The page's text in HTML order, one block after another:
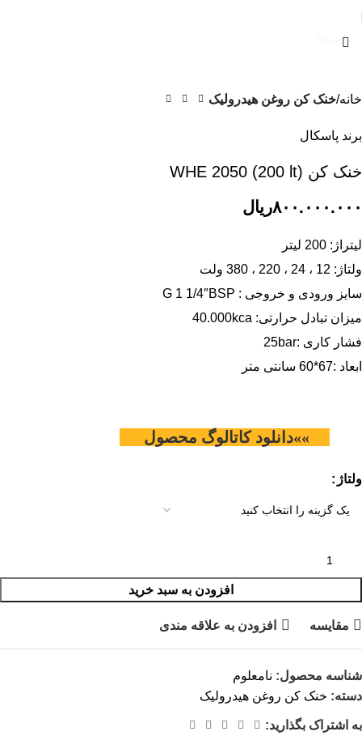
خانه خنک کن روغن هیدرولیک
برند پاسکال
خنک کن (WHE 2050 (200 lt
۸۰۰.۰۰۰.۰۰۰ریال
لیتراژ: 200 لیتر
ولتاژ: 12 ، 24 ، 220 ، 380 ولت
سایز ورودی و خروجی : G 1 1/4″BSP
میزان تبادل حرارتی: 40.000kca
فشار کاری :25bar
ابعاد :67*60 سانتی متر
»»دانلود کاتالوگ محصول
ولتاژ
افزودن به سبد خرید
مقایسه افزودن به علاقه مندی
شناسه محصول: نامعلوم
دسته: خنک کن روغن هیدرولیک
به اشتراک بگذارید: